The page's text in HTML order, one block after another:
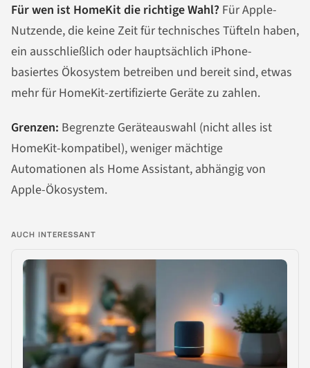
Für wen ist HomeKit die richtige Wahl? Für Apple-
Nutzende, die keine Zeit für technisches Tüfteln haben,
ein ausschließlich oder hauptsächlich iPhone-
basiertes Ökosystem betreiben und bereit sind, etwas
mehr für HomeKit-zertifizierte Geräte zu zahlen.
Grenzen: Begrenzte Geräteauswahl (nicht alles ist
HomeKit-kompatibel), weniger mächtige
Automationen als Home Assistant, abhängig von
Apple-Ökosystem.
AUCH INTERESSANT